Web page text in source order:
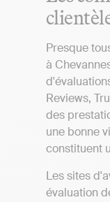
Presque
à
Reviews,
des
une bonne
constituent
Les sites
évaluation